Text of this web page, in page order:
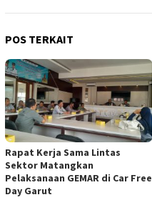
POS TERKAIT
Rapat Kerja Sama Lintas
Sektor Matangkan
Pelaksanaan GEMAR di Car Free
Day Garut